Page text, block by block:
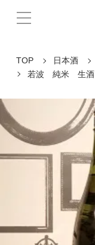
TOP 日本酒
若波 純米 生